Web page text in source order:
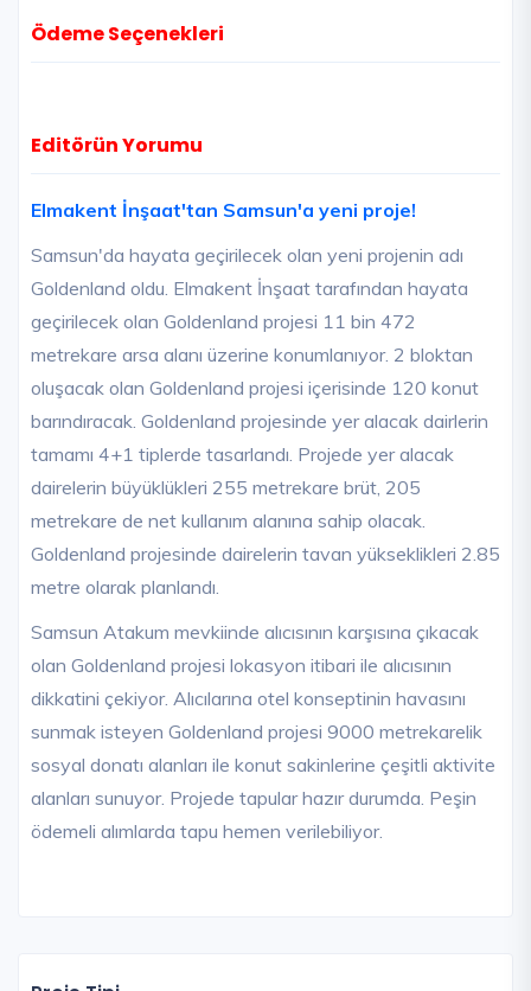
Ödeme Seçenekleri
Editörün Yorumu
Elmakent İnşaat'tan Samsun'a yeni proje!
Samsun'da hayata geçirilecek olan yeni projenin adı
Goldenland oldu. Elmakent İnşaat tarafından hayata
geçirilecek olan Goldenland projesi 11 bin 472
metrekare arsa alanı üzerine konumlanıyor. 2 bloktan
oluşacak olan Goldenland projesi içerisinde 120 konut
barındıracak. Goldenland projesinde yer alacak dairlerin
tamamı 4+1 tiplerde tasarlandı. Projede yer alacak
dairelerin büyüklükleri 255 metrekare brüt, 205
metrekare de net kullanım alanına sahip olacak.
Goldenland projesinde dairelerin tavan yükseklikleri 2.85
metre olarak planlandı.
Samsun Atakum mevkiinde alıcısının karşısına çıkacak
olan Goldenland projesi lokasyon itibari ile alıcısının
dikkatini çekiyor. Alıcılarına otel konseptinin havasını
sunmak isteyen Goldenland projesi 9000 metrekarelik
sosyal donatı alanları ile konut sakinlerine çeşitli aktivite
alanları sunuyor. Projede tapular hazır durumda. Peşin
ödemeli alımlarda tapu hemen verilebiliyor.